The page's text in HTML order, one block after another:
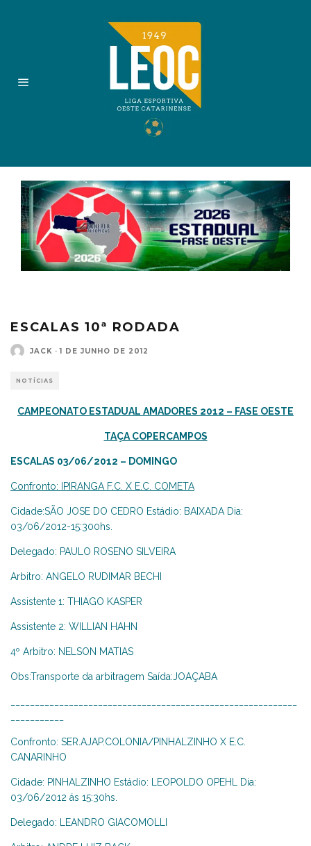
ESCALAS 10ª RODADA
JACK · 1 DE JUNHO DE 2012
NOTÍCIAS
CAMPEONATO ESTADUAL AMADORES 2012 – FASE OESTE
TAÇA COPERCAMPOS
ESCALAS 03/06/2012 – DOMINGO
Confronto: IPIRANGA F.C. X E.C. COMETA
Cidade:SÃO JOSE DO CEDRO Estádio: BAIXADA Dia:
03/06/2012-15:300hs.
Delegado: PAULO ROSENO SILVEIRA
Arbitro: ANGELO RUDIMAR BECHI
Assistente 1: THIAGO KASPER
Assistente 2: WILLIAN HAHN
4º Arbitro: NELSON MATIAS
Obs:Transporte da arbitragem Saída:JOAÇABA
Confronto: SER.AJAP.COLONIA/PINHALZINHO X E.C.
CANARINHO
Cidade: PINHALZINHO Estádio: LEOPOLDO OPEHL Dia:
03/06/2012 ás 15:30hs.
Delegado: LEANDRO GIACOMOLLI